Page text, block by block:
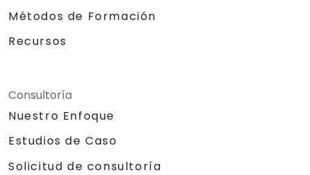
Métodos de Formación
Recursos
Consultoría
Nuestro Enfoque
Estudios de Caso
Solicitud de consultoría